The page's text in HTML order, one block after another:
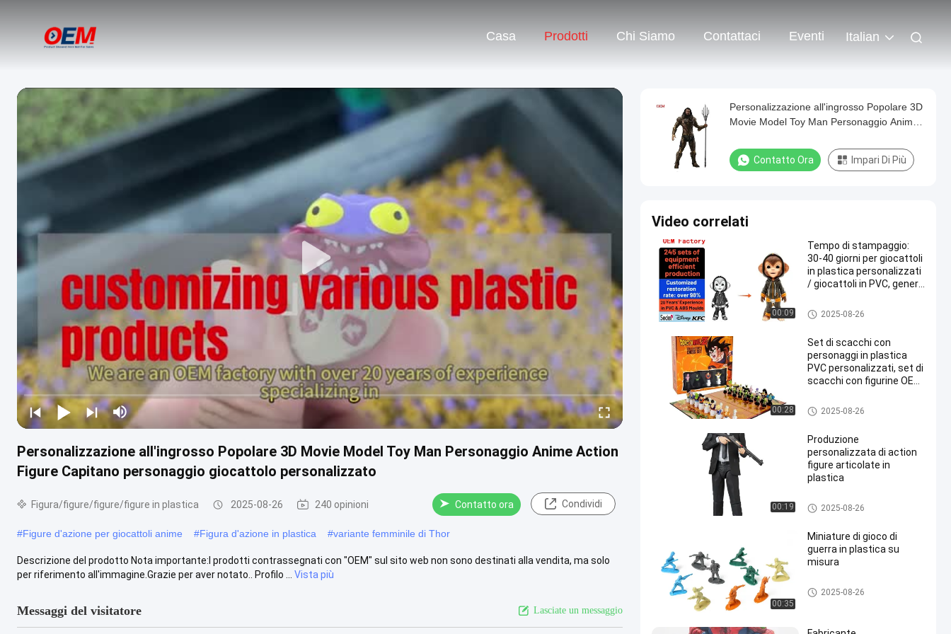
Casa Prodotti Chi Siamo Contattaci Eventi Italian
Personalizzazione all'ingrosso Popolare 3D Movie Model Toy Man Personaggio Anime Action
Figure Capitano personaggio giocattolo personalizzato
Figura/figure/figure/figure in plastica 2025-08-26 240 opinioni Contatto ora Condividi
#Figure d'azione per giocattoli anime #Figura d'azione in plastica #variante femminile di Thor
Descrizione del prodotto Nota importante:I prodotti contrassegnati con "OEM" sul sito web non sono destinati alla vendita, ma solo
per riferimento all'immagine.Grazie per aver notato.. Profilo ...
Vista più
Messaggi del visitatore Lasciate un messaggio
Personalizzazione all'ingrosso Popolare 3D
Movie Model Toy Man Personaggio Anime
giocattolo personalizzato
Contatto Ora Impari Di Più
Video correlati
00:09
Tempo di stampaggio:
30-40 giorni per giocattoli
in plastica personalizzati
/ giocattoli in PVC, genere
Giocattoli in plastica/giocattol
i in PVC su misura
2025-08-26
00:28
Set di scacchi con
personaggi in plastica
PVC personalizzati, set di
scacchi con figurine OEM,
giocattolo di scacchi
Figura/figure/figure/figure in pl
astica
2025-08-26
00:19
Produzione
personalizzata di action
figure articolate in
plastica
Figura/figure/figure/figure in pl
astica
2025-08-26
00:35
Miniature di gioco di
guerra in plastica su
misura
Figura/figure/figure/figure in pl
astica
2025-08-26